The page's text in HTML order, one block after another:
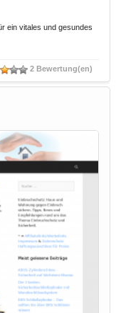
ein vitales und gesundes
2 Bewertung(en)